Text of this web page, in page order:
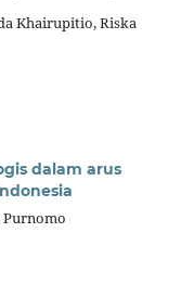
Khairupitio, Riska
dalam arus
Purnomo